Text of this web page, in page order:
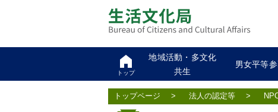
トップ
地域活動・多文化
共生
男女平等
トップページ > 法人の認定等 >